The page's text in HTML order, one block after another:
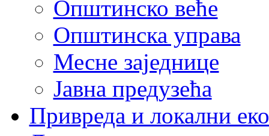
Општинско веће
Општинска управа
Месне заједнице
Јавна предузећа
Привреда и локални